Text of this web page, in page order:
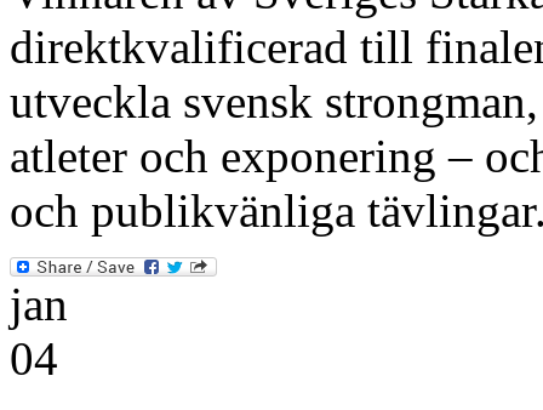
direktkvalificerad till
utveckla svensk
atleter och exponering –
och publikvänliga
jan
04